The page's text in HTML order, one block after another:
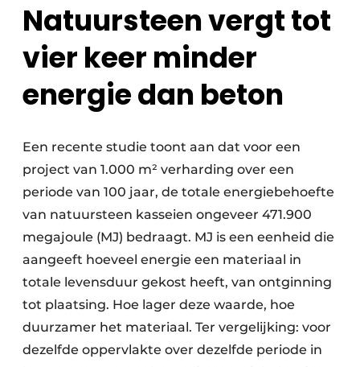
Natuursteen vergt tot
vier keer minder
energie dan beton
Een recente studie toont aan dat voor een
project van 1.000 m² verharding over een
periode van 100 jaar, de totale energiebehoefte
van natuursteen kasseien ongeveer 471.900
megajoule (MJ) bedraagt. MJ is een eenheid die
aangeeft hoeveel energie een materiaal in
totale levensduur gekost heeft, van ontginning
tot plaatsing. Hoe lager deze waarde, hoe
duurzamer het materiaal. Ter vergelijking: voor
dezelfde oppervlakte over dezelfde periode in